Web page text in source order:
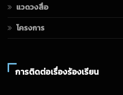
แวดวงสื่อ
โครงการ
การติดต่อเรื่องร้องเรียน